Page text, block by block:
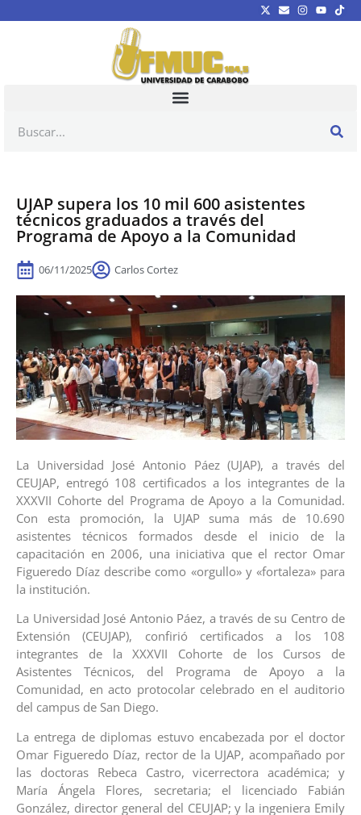
UJAP supera los 10 mil 600 asistentes
técnicos graduados a través del
Programa de Apoyo a la Comunidad
06/11/2025 Carlos Cortez
La Universidad José Antonio Páez (UJAP), a través del
CEUJAP, entregó 108 certificados a los integrantes de la
XXXVII Cohorte del Programa de Apoyo a la Comunidad.
Con esta promoción, la UJAP suma más de 10.690
asistentes técnicos formados desde el inicio de la
capacitación en 2006, una iniciativa que el rector Omar
Figueredo Díaz describe como «orgullo» y «fortaleza» para
la institución.
La Universidad José Antonio Páez, a través de su Centro de
Extensión (CEUJAP), confirió certificados a los 108
integrantes de la XXXVII Cohorte de los Cursos de
Asistentes Técnicos, del Programa de Apoyo a la
Comunidad, en acto protocolar celebrado en el auditorio
del campus de San Diego.
La entrega de diplomas estuvo encabezada por el doctor
Omar Figueredo Díaz, rector de la UJAP, acompañado por
las doctoras Rebeca Castro, vicerrectora académica; y
María Ángela Flores, secretaria; el licenciado Fabián
González, director general del CEUJAP; y la ingeniera Emily